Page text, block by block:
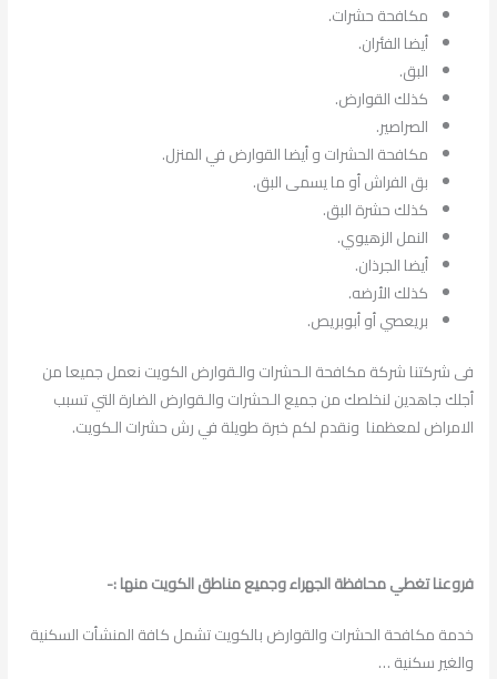
مكافحة حشرات.
أيضا الفئران.
البق.
كذلك القوارض.
الصراصير.
مكافحة الحشرات و أيضا القوارض في المنزل.
بق الفراش أو ما يسمى البق.
كذلك حشرة البق.
النمل الزهيوي.
أيضا الجرذان.
كذلك الأرضه.
بريعصي أو أبوبريص.
فى شركتنا شركة مكافحة الـحشرات والـقوارض الكويت نعمل جميعا من
أجلك جاهدين لنخلصك من جميع الـحشرات والـقوارض الضارة التي تسبب
الامراض لمعظمنا ونقدم لكم خبرة طويلة في رش حشرات الـكويت.
فروعنا تغطي محافظة الجهراء وجميع مناطق الكويت منها :-
خدمة مكافحة الحشرات والقوارض بالكويت تشمل كافة المنشأت السكنية
والغير سكنية …